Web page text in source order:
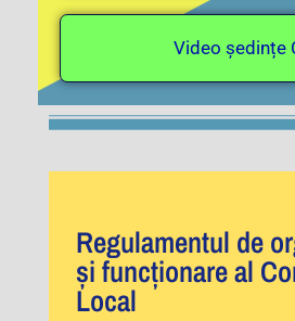
Video ședințe
Regulamentul de
și funcționare al
Local